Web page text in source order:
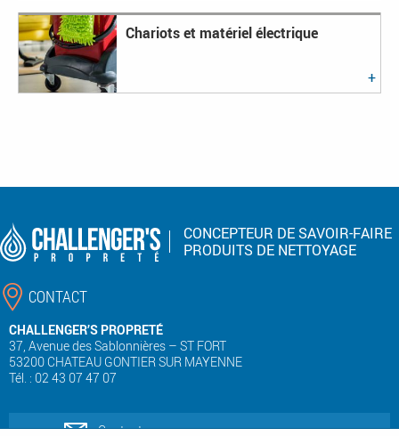
Chariots et matériel électrique
CONCEPTEUR DE SAVOIR-FAIRE
PRODUITS DE NETTOYAGE
CONTACT
CHALLENGER’S PROPRETÉ
37, Avenue des Sablonnières – ST FORT
53200 CHATEAU GONTIER SUR MAYENNE
Tél. : 02 43 07 47 07
Contactez-nous